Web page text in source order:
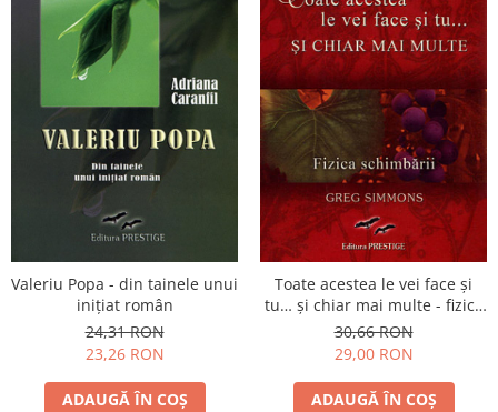
Valeriu Popa - din tainele unui
iniţiat român
24,31 RON
23,26 RON
ADAUGĂ ÎN COȘ
Toate acestea le vei face şi
tu… şi chiar mai multe - fizica
schimbării
30,66 RON
29,00 RON
ADAUGĂ ÎN COȘ